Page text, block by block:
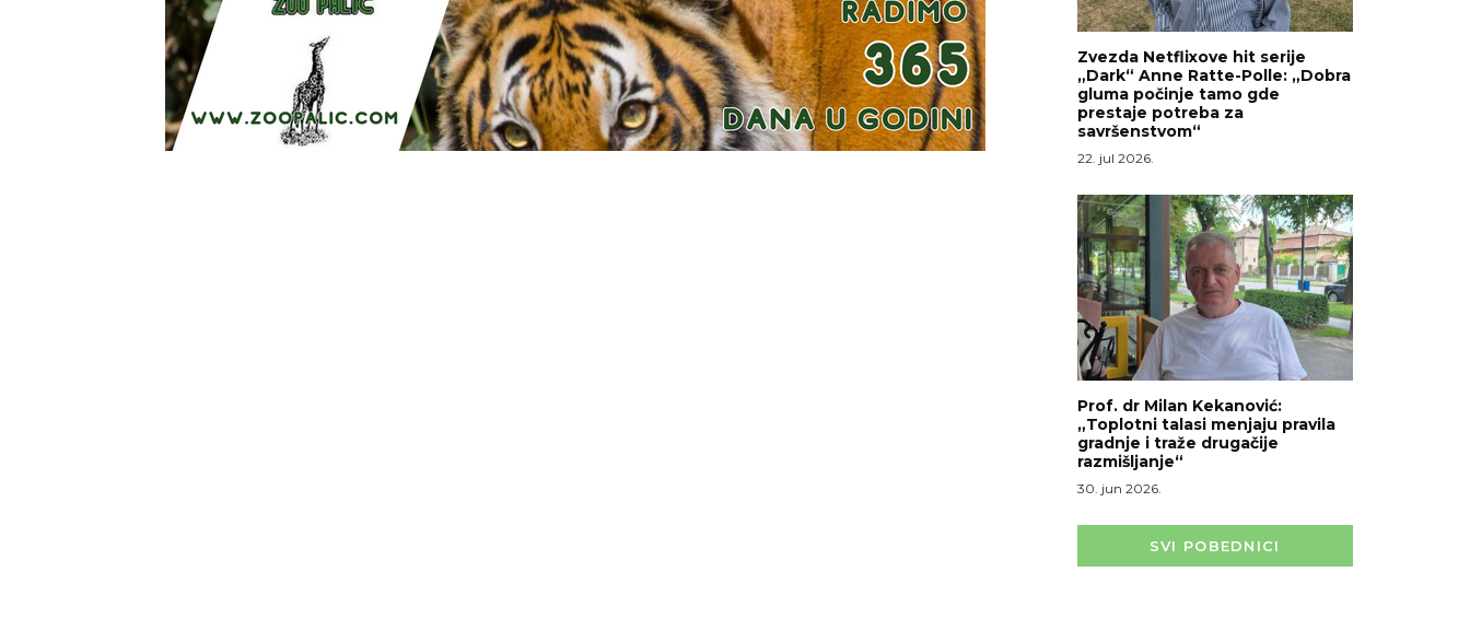
Zvezda Netflixove hit serije
„Dark“ Anne Ratte-Polle: „Dobra
gluma počinje tamo gde
prestaje potreba za
savršenstvom“
22. jul 2026.
Prof. dr Milan Kekanović:
„Toplotni talasi menjaju pravila
gradnje i traže drugačije
razmišljanje“
30. jun 2026.
SVI POBEDNICI